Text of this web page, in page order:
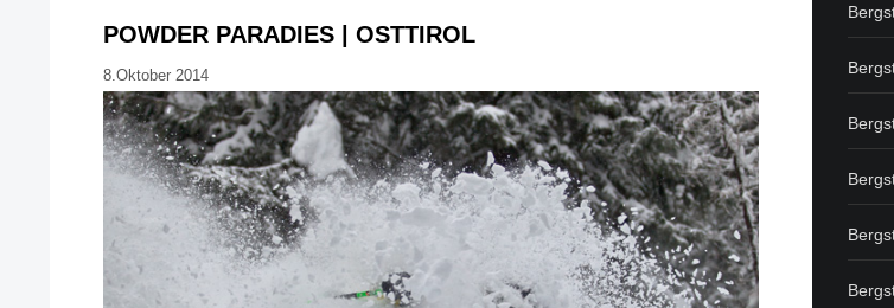
POWDER PARADIES | OSTTIROL
8.Oktober 2014